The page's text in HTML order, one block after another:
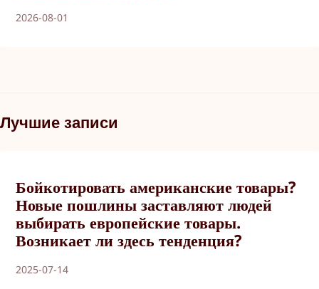
2026-08-01
Лучшие записи
Бойкотировать американские товары?
Новые пошлины заставляют людей
выбирать европейские товары.
Возникает ли здесь тенденция?
2025-07-14